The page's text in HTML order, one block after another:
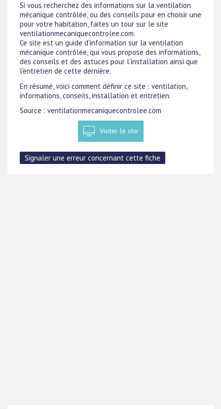
Si vous recherchez des informations sur la ventilation
mécanique contrôlée, ou des conseils pour en choisir une
pour votre habitation, faites un tour sur le site
ventilationmecaniquecontrolee.com.
Ce site est un guide d'information sur la ventilation
mécanique contrôlée, qui vous propose des informations,
des conseils et des astuces pour l'installation ainsi que
l'entretien de cette dernière.
En résumé, voici comment définir ce site : ventilation,
informations, conseils, installation et entretien.
Source : ventilationmecaniquecontrolee.com
Visiter le site